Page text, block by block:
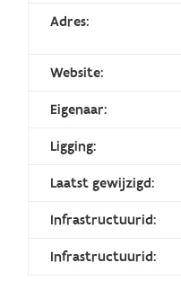
Adres:
Website:
Eigenaar:
Ligging:
Laatst gewijzigd:
Infrastructuurid:
Infrastructuurid: